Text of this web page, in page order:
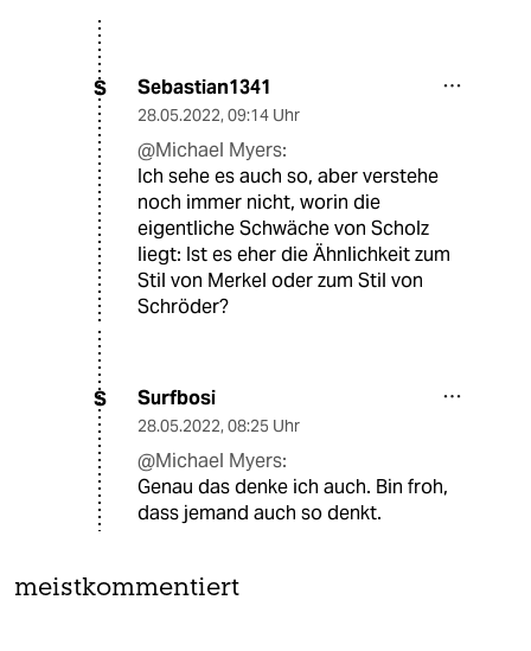
S Sebastian1341
28.05.2022, 09:14 Uhr
@Michael Myers:
Ich sehe es auch so, aber verstehe
noch immer nicht, worin die
eigentliche Schwäche von Scholz
liegt: Ist es eher die Ähnlichkeit zum
Stil von Merkel oder zum Stil von
Schröder?
S Surfbosi
28.05.2022, 08:25 Uhr
@Michael Myers:
Genau das denke ich auch. Bin froh,
dass jemand auch so denkt.
meistkommentiert